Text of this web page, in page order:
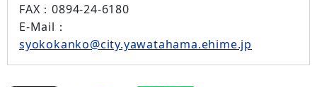
FAX：0894-24-6180
E-Mail：
syokokanko@city.yawatahama.ehime.jp